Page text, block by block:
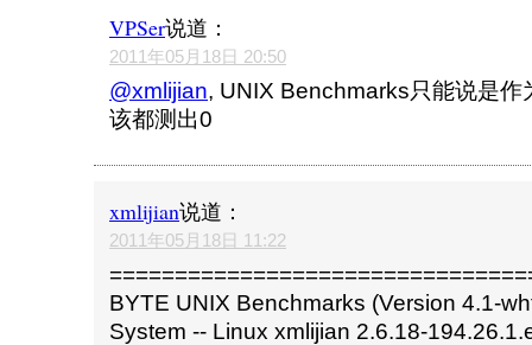
VPSer说道：
2011年05月18日 20:50
@xmlijian, UNIX Benchmarks只能说是作
该都测出0
xmlijian说道：
2011年05月18日 11:22
BYTE UNIX Benchmarks (Version 4.1-
System -- Linux xmlijian 2.6.18-